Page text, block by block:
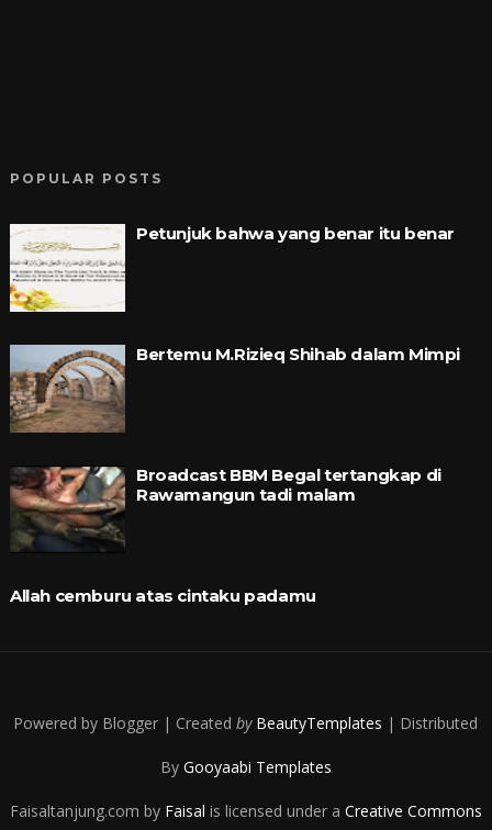
POPULAR POSTS
Petunjuk bahwa yang benar itu benar
Bertemu M.Rizieq Shihab dalam Mimpi
Broadcast BBM Begal tertangkap di
Rawamangun tadi malam
Allah cemburu atas cintaku padamu
Powered by Blogger | Createdby BeautyTemplates | Distributed
By Gooyaabi Templates
Faisaltanjung.com by Faisal is licensed under a Creative Commons